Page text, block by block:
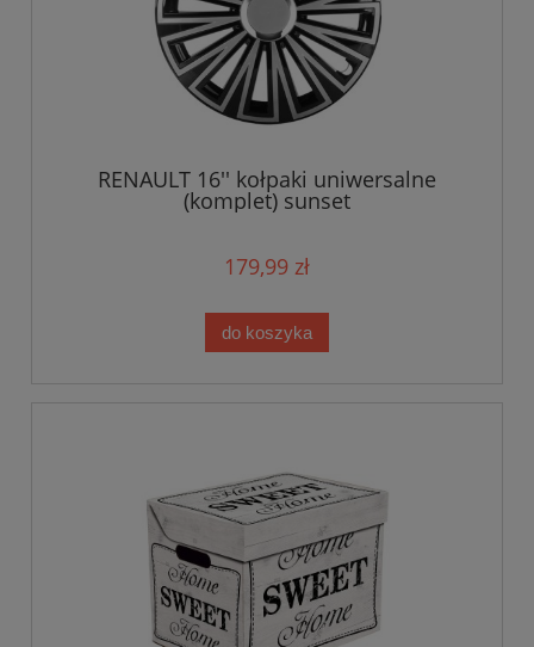
RENAULT 16'' kołpaki uniwersalne
(komplet) sunset
179,99 zł
do koszyka